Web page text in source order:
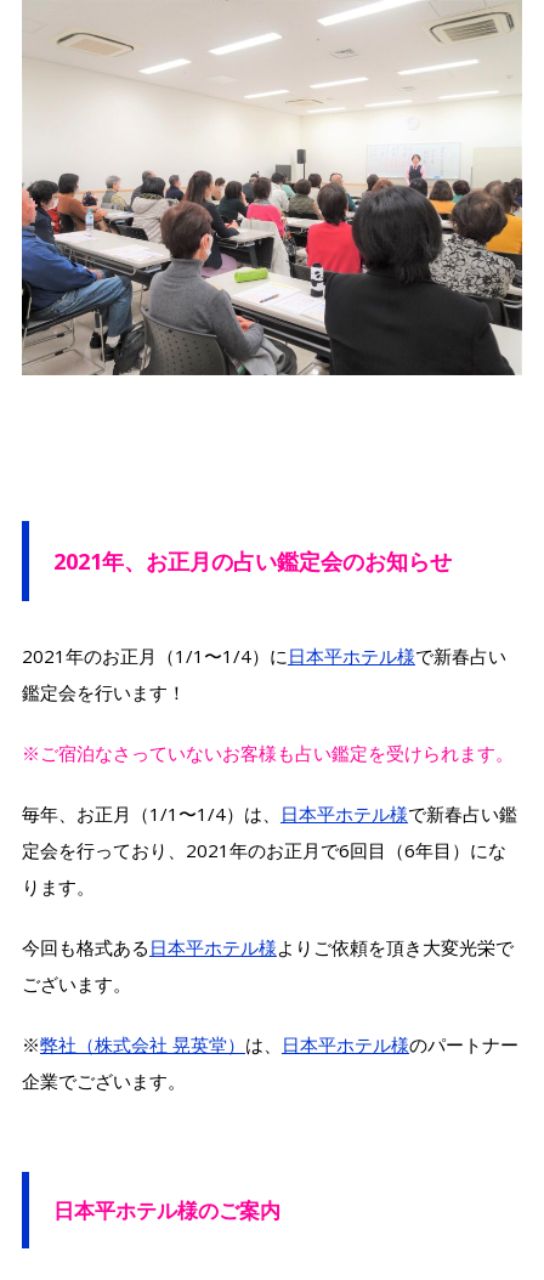
2021年、お正月の占い鑑定会のお知らせ
2021年のお正月（1/1〜1/4）に日本平ホテル様で新春占い
鑑定会を行います！
※ご宿泊なさっていないお客様も占い鑑定を受けられます。
毎年、お正月（1/1〜1/4）は、 日本平ホテル様で新春占い鑑
定会を行っており、2021年のお正月で6回目（6年目）にな
ります。
今回も格式ある 日本平ホテル様よりご依頼を頂き大変光栄で
ございます。
※弊社（株式会社 晃英堂） は、 日本平ホテル様のパートナー
企業でございます。
日本平ホテル様のご案内